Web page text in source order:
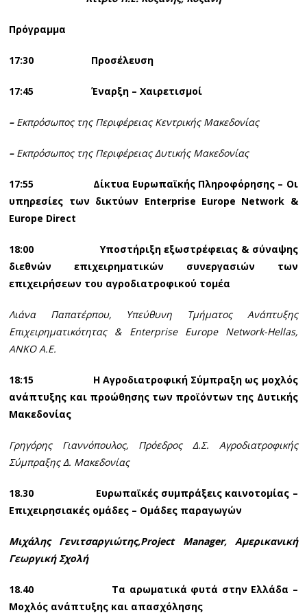
Πρόγραμμα
17:30 Προσέλευση
17:45 Έναρξη – Χαιρετισμοί
– Εκπρόσωπος της Περιφέρειας Κεντρικής Μακεδονίας
–Εκπρόσωπος της Περιφέρειας Δυτικής Μακεδονίας
17:55
Δίκτυα Ευρωπαϊκής Πληροφόρησης – Οι
υπηρεσίες των δικτύων Enterprise Europe Network &
Europe Direct
18:00 Υποστήριξη εξωστρέφειας & σύναψης
διεθνών επιχειρηματικών συνεργασιών των
επιχειρήσεων του αγροδιατροφικού τομέα
Λιάνα Παπατέρπου, Υπεύθυνη Τμήματος Ανάπτυξης
Επιχειρηματικότητας & Enterprise Europe Network-Hellas,
ΑΝΚΟ Α.Ε.
18:15 Η Αγροδιατροφική Σύμπραξη ως μοχλός
ανάπτυξης και προώθησης των προϊόντων της Δυτικής
Μακεδονίας
Γρηγόρης Γιαννόπουλος, Πρόεδρος Δ.Σ. Αγροδιατροφικής
Σύμπραξης Δ. Μακεδονίας
18.30 Ευρωπαϊκές συμπράξεις καινοτομίας –
Επιχειρησιακές ομάδες – Ομάδες παραγωγών
Μιχάλης Γενιτσαργιώτης,Project Manager, Αμερικανική
Γεωργική Σχολή
18.40 Τα αρωματικά φυτά στην Ελλάδα –
Μοχλός ανάπτυξης και απασχόλησης